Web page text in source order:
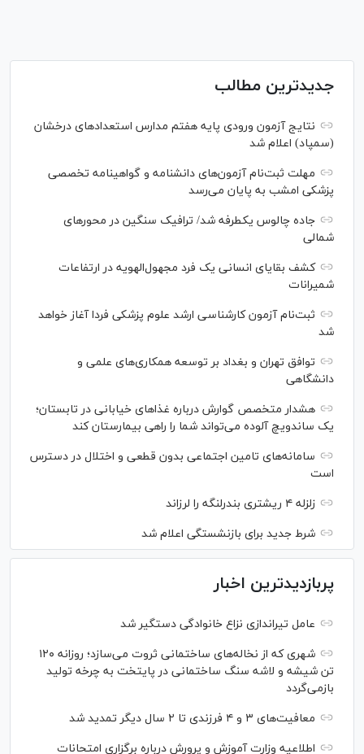
جدیدترین مطالب
نتایج آزمون ورودی پایه هفتم مدارس استعدادهای درخشان
(سمپاد) اعلام شد
مهلت ثبت‌نام آزمون‌های دانشنامه و گواهینامه تخصصی
پزشکی امشب به پایان می‌رسد
جاده چالوس یکطرفه شد/ ترافیک سنگین در محورهای
شمالی
کشف بقایای انسانی یک فرد مجهول‌الهویه در ارتفاعات
شمیرانات
ثبت‌نام آزمون کارشناسی ارشد علوم پزشکی فردا آغاز خواهد
شد
توافق تهران و بغداد بر توسعه همکاری‌های علمی و
دانشگاهی
هشدار متخصص گوارش درباره غذا‌های خیابانی در تابستان؛
یک ساندویچ آلوده می‌تواند شما را راهی بیمارستان کند
سامانه‌های تامین اجتماعی بدون قطعی و اختلال در دسترس
است
زلزله ۴ ریشتری بندرلنگه را لرزاند
شرط جدید برای بازنشستگی اعلام شد
پربازدیدترین اخبار
عامل تیراندازی نزاع خانوادگی دستگیر شد
شهری که از نخاله‌های ساختمانی ثروت می‌سازد؛ روزانه ۱۲۰
تن شیشه و لاشه سنگ ساختمانی در پایتخت به چرخه تولید
بازمی‌گردد
معافیت‌های ۳ و ۴ فرزندی تا ۲ سال دیگر تمدید شد
اطلاعیه وزارت آموزش و پرورش درباره برگزاری امتحانات